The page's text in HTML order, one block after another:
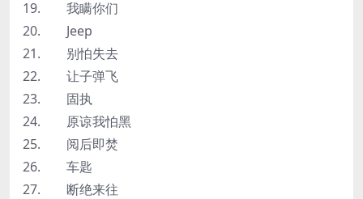
19. 我瞒你们
20. Jeep
21. 别怕失去
22. 让子弹飞
23. 固执
24. 原谅我怕黑
25. 阅后即焚
26. 车匙
27. 断绝来往